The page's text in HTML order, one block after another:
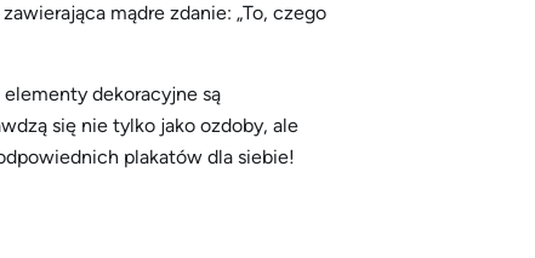
mądre zdanie: „To, czego
dekoracyjne są
się nie tylko jako ozdoby, ale
plakatów dla siebie!